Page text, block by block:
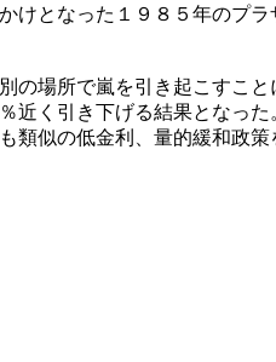
となった１９８５年のプ
場所で嵐を引き起こすこ
近く引き下げる結果となっ
似の低金利、量的緩和政